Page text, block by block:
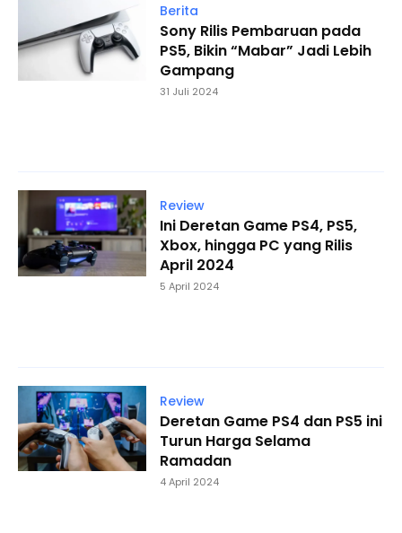
Berita
Sony Rilis Pembaruan pada
PS5, Bikin “Mabar” Jadi Lebih
Gampang
31 Juli 2024
Review
Ini Deretan Game PS4, PS5,
Xbox, hingga PC yang Rilis
April 2024
5 April 2024
Review
Deretan Game PS4 dan PS5 ini
Turun Harga Selama
Ramadan
4 April 2024